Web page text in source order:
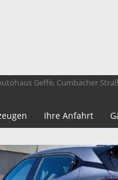
Geffe, Cumbacher
Ihre Anfahrt